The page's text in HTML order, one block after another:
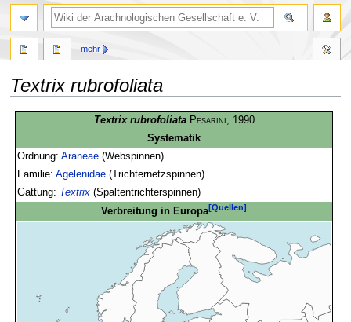
Textrix rubrofoliata
springen
springen
Textrix rubrofoliata Pesarini , 1990
Systematik
Ordnung:Araneae (Webspinnen)
Familie:Agelenidae (Trichternetzspinnen)
Gattung: Textrix (Spaltentrichterspinnen)
Verbreitung in Europa[Quellen]
mehr